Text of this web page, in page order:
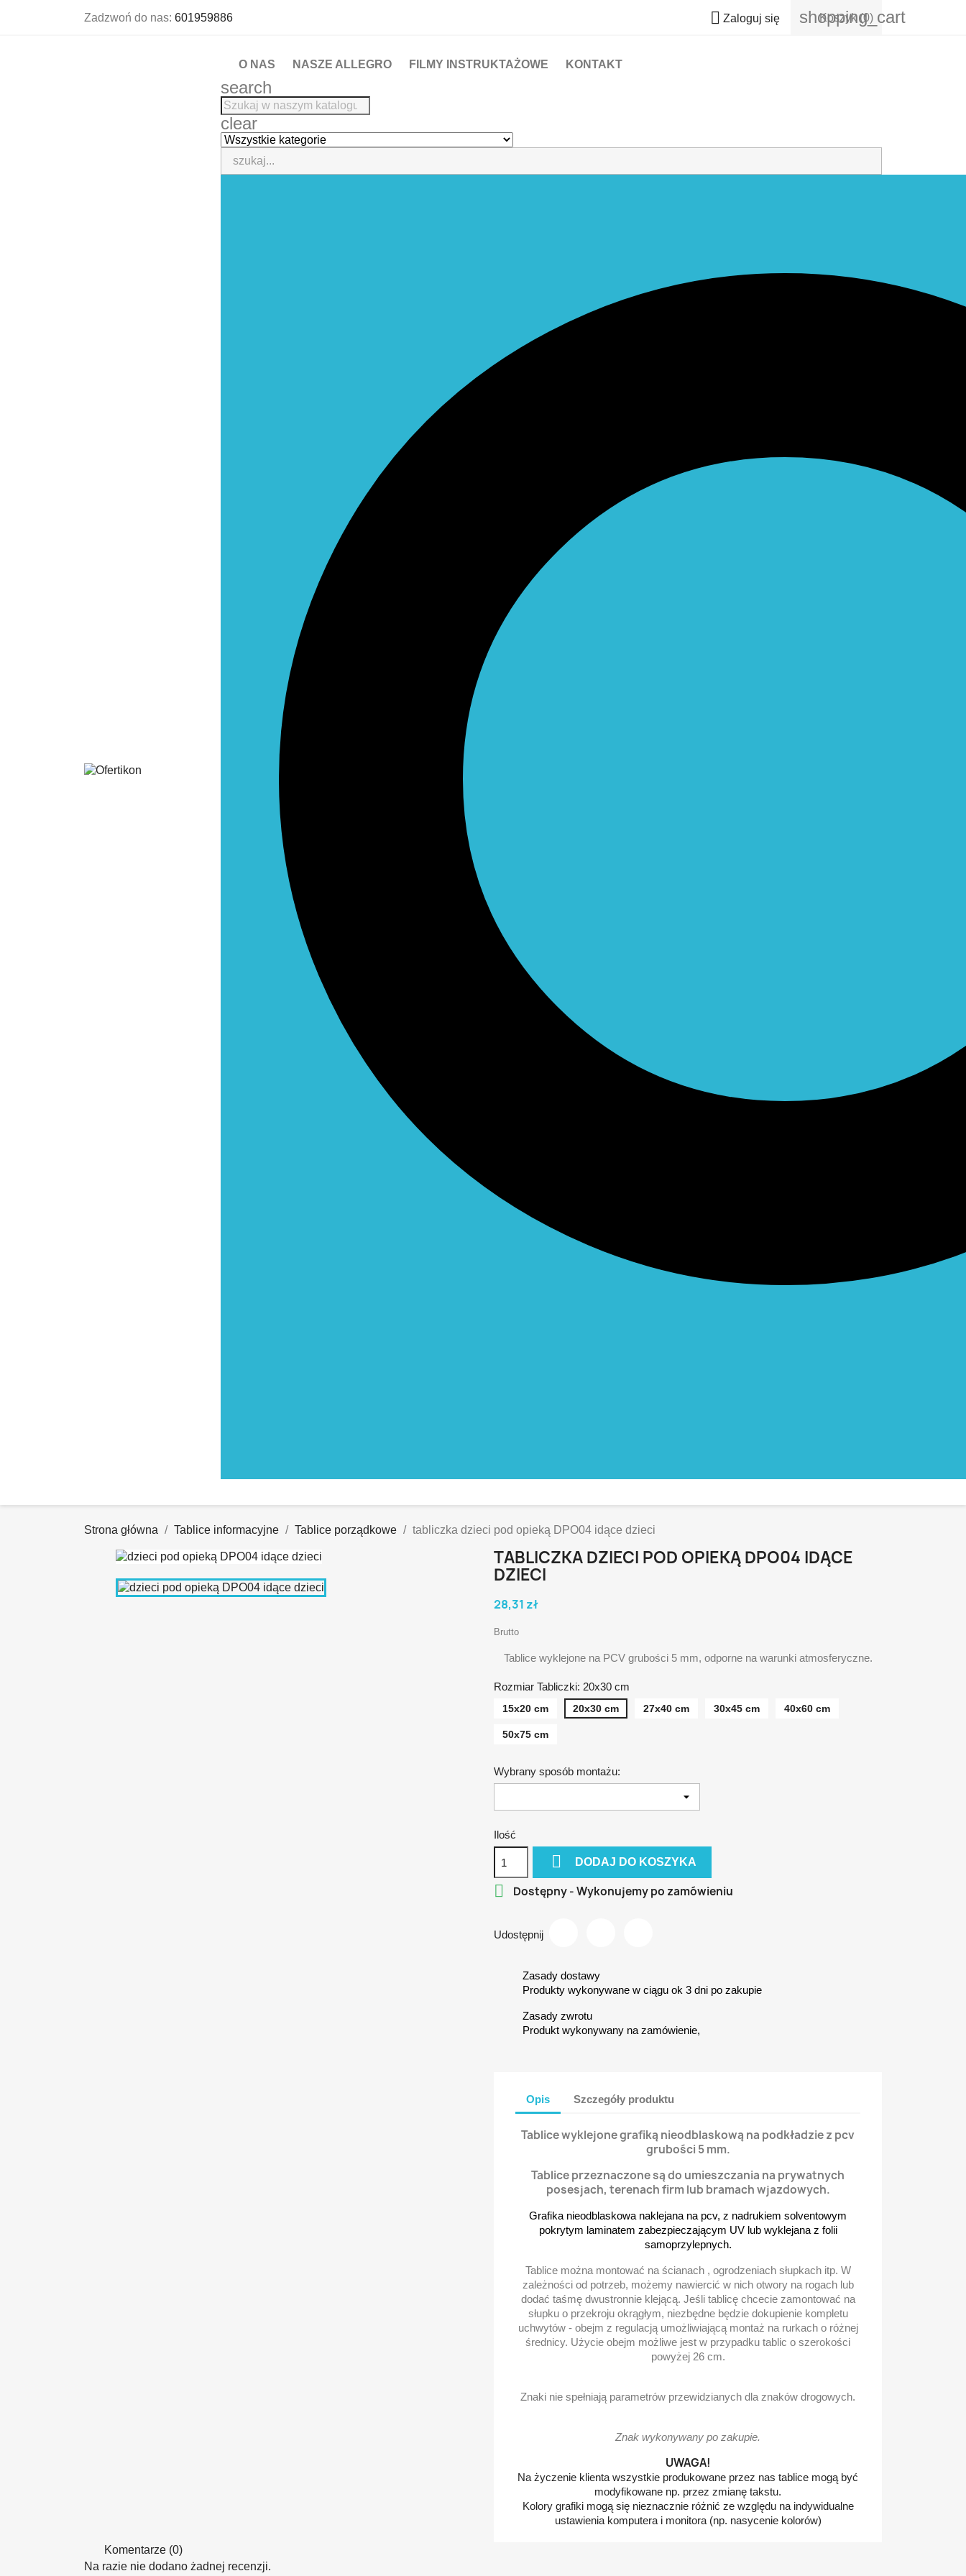
Zadzwoń do nas: 601959886  Zaloguj się shopping_cart
Koszyk (0)
O NAS NASZE ALLEGRO FILMY INSTRUKTAŻOWE KONTAKT
search
clear
Strona główna Tablice informacyjne Tablice porządkowe tabliczka dzieci pod opieką DPO04 idące dzieci
TABLICZKA DZIECI POD OPIEKĄ DPO04 IDĄCE
DZIECI
28,31 zł
Brutto
Tablice wyklejone na PCV grubości 5 mm, odporne na warunki atmosferyczne.
Rozmiar Tabliczki: 20x30 cm
15x20 cm 20x30 cm 27x40 cm 30x45 cm 40x60 cm
50x75 cm
Wybrany sposób montażu:
Ilość
 DODAJ DO KOSZYKA
 Dostępny - Wykonujemy po zamówieniu
Udostępnij
Zasady dostawy
Produkty wykonywane w ciągu ok 3 dni po zakupie
Zasady zwrotu
Produkt wykonywany na zamówienie,
Opis Szczegóły produktu
Tablice wyklejone grafiką nieodblaskową na podkładzie z pcv
grubości 5 mm.
Tablice przeznaczone są do umieszczania na prywatnych
posesjach, terenach firm lub bramach wjazdowych.
Grafika nieodblaskowa naklejana na pcv, z nadrukiem solventowym
pokrytym laminatem zabezpieczającym UV lub wyklejana z folii
samoprzylepnych.
Tablice można montować na ścianach , ogrodzeniach słupkach itp. W
zależności od potrzeb, możemy nawiercić w nich otwory na rogach lub
dodać taśmę dwustronnie klejącą. Jeśli tablicę chcecie zamontować na
słupku o przekroju okrągłym, niezbędne będzie dokupienie kompletu
uchwytów - obejm z regulacją umożliwiającą montaż na rurkach o różnej
średnicy. Użycie obejm możliwe jest w przypadku tablic o szerokości
powyżej 26 cm.
Znaki nie spełniają parametrów przewidzianych dla znaków drogowych.
Znak wykonywany po zakupie.
UWAGA!
Na życzenie klienta wszystkie produkowane przez nas tablice mogą być
modyfikowane np. przez zmianę takstu.
Kolory grafiki mogą się nieznacznie różnić ze względu na indywidualne
ustawienia komputera i monitora (np. nasycenie kolorów)
Komentarze (0)
Na razie nie dodano żadnej recenzji.